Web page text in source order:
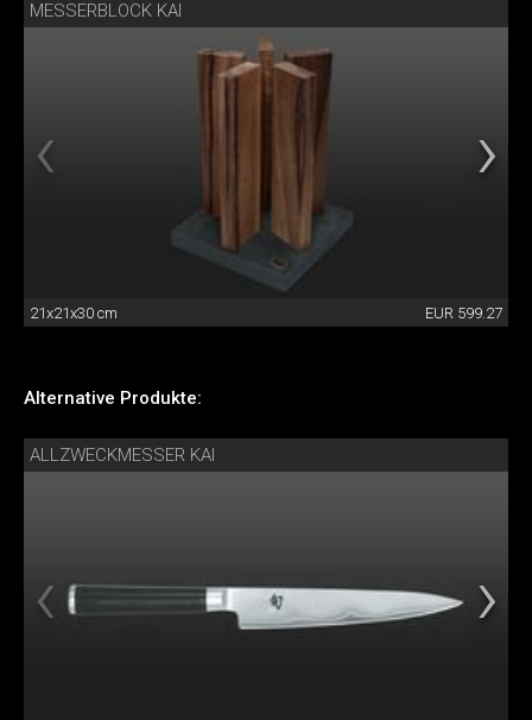
MESSERBLOCK KAI
21x21x30 cm EUR 599.27
Alternative Produkte:
ALLZWECKMESSER KAI